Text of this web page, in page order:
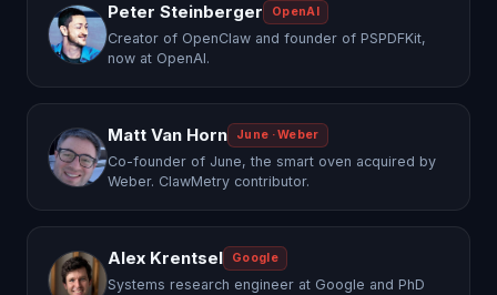
Peter Steinberger OpenAI
Creator of OpenClaw and founder of PSPDFKit,
now at OpenAI.
Matt Van Horn June · Weber
Co-founder of June, the smart oven acquired by
Weber. ClawMetry contributor.
Alex Krentsel Google
Systems research engineer at Google and PhD